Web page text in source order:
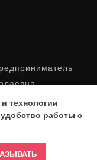
июля 2004 г.
технологии
работы с